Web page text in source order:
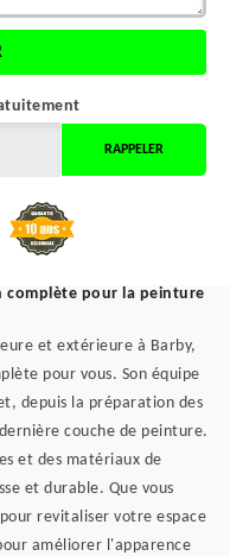
complète pour la peinture
et extérieure à Barby,
pour vous. Son équipe
depuis la préparation des
couche de peinture.
et des matériaux de
et durable. Que vous
revitaliser votre espace
améliorer l'apparence